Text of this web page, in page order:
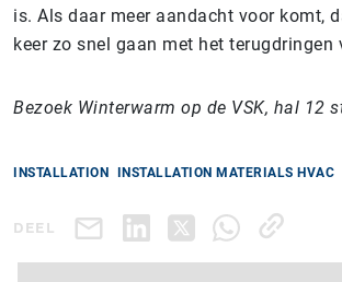
is. Als daar meer aandacht voor komt,
keer zo snel gaan met het terugdringen
Bezoek Winterwarm op de VSK, hal 12
INSTALLATION INSTALLATION MATERIALS HVAC
DEEL